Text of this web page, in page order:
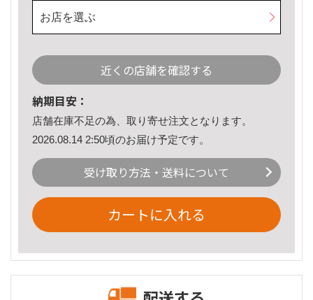
お店を選ぶ
近くの店舗を確認する
納期目安：
店舗在庫不足の為、取り寄せ注文となります。
2026.08.14 2:50頃のお届け予定です。
受け取り方法・送料について
カートに入れる